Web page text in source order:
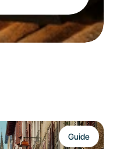
Guide